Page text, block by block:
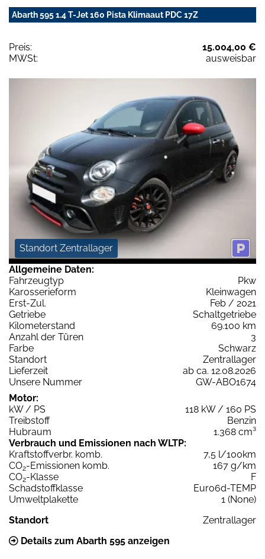
Abarth 595 1.4 T-Jet 160 Pista Klimaaut PDC 17Z
Preis:
15.004,00 €
MWSt:
ausweisbar
Standort Zentrallager
Allgemeine Daten:
Fahrzeugtyp
Pkw
Karosserieform
Kleinwagen
Erst-Zul.
Feb / 2021
Getriebe
Schaltgetriebe
Kilometerstand
69.100 km
Anzahl der Türen
3
Farbe
Schwarz
Standort
Zentrallager
Lieferzeit
ab ca. 12.08.2026
Unsere Nummer
GW-ABO1674
Motor:
kW / PS
118 kW / 160 PS
Treibstoff
Benzin
Hubraum
1.368 cm³
Verbrauch und Emissionen nach WLTP:
Kraftstoffverbr. komb.
7,5 l/100km
CO2-Emissionen komb.
167 g/km
CO2-Klasse
F
Schadstoffklasse
Euro6d-TEMP
Umweltplakette
1 (None)
Standort
Zentrallager
Details zum Abarth 595 anzeigen